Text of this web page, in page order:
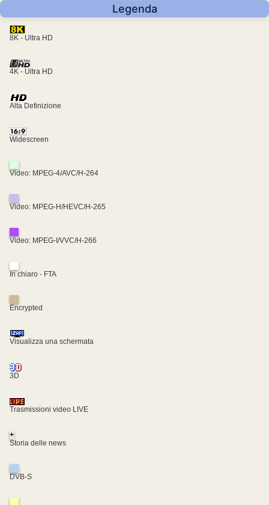
Legenda
8K - Ultra HD
4K - Ultra HD
Alta Definizione
Widescreen
Video: MPEG-4/AVC/H-264
Video: MPEG-H/HEVC/H-265
Video: MPEG-I/VVC/H-266
In chiaro - FTA
Encrypted
Visualizza una schermata
3D
Trasmissioni video LIVE
+
Storia delle news
DVB-S